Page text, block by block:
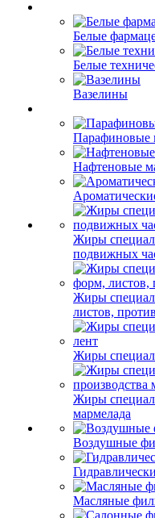
Белые
Белые
Вазелины
Парафиновые
Нафтеновые
Жиры
подвижных
Жиры
листов,
Жиры
Жиры
мармелада
Воздушные
Масляные